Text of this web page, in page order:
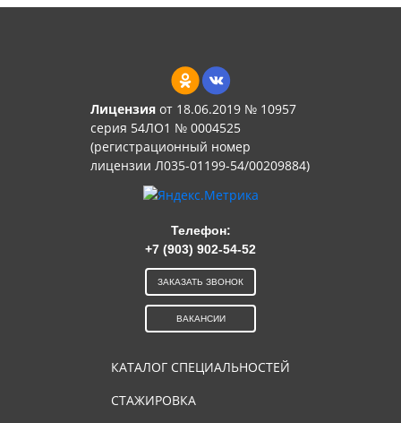
Лицензияот 18.06.2019 № 10957
серия 54ЛО1 № 0004525
(регистрационный номер
лицензии Л035-01199-54/00209884)
КАТАЛОГ СПЕЦИАЛЬНОСТЕЙ
СТАЖИРОВКА
Телефон:
+7 (903) 902-54-52
ЗАКАЗАТЬ ЗВОНОК
ВАКАНСИИ